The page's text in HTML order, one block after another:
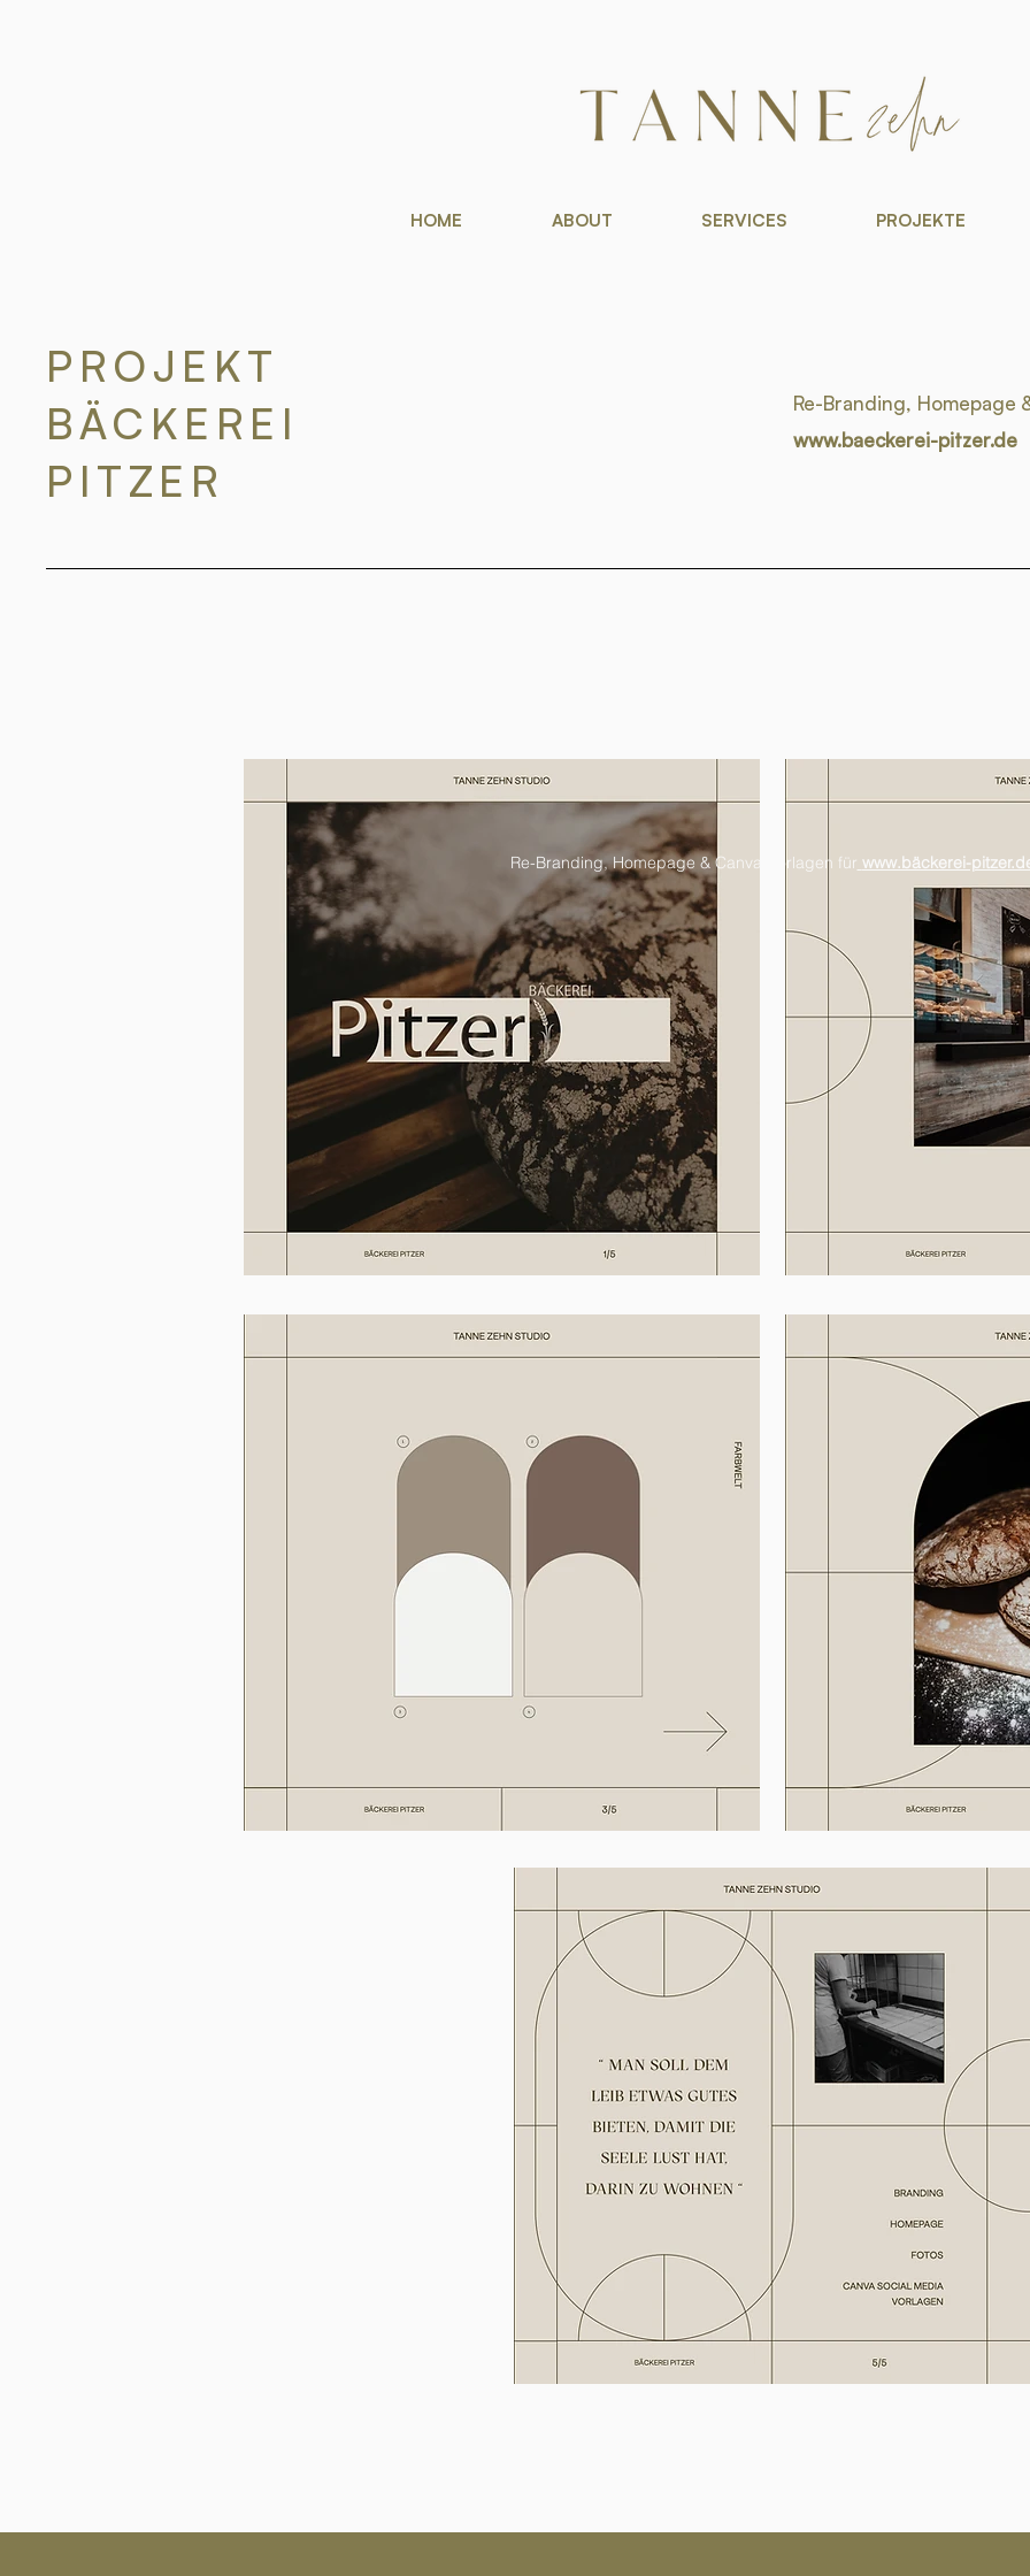
HOME ABOUT SERVICES PROJEKTE
PROJEKT
BÄCKEREI
PITZER
Re-Branding, Homepage
www.baeckerei-pitzer.de
Re-Branding, Homepage & Canva Vorlagen für www.bäckerei-